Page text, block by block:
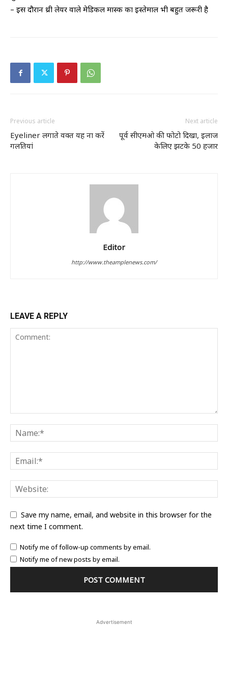
– इस दौरान थ्री लेयर वाले मेडिकल मास्क का इस्तेमाल भी बहुत जरूरी है
Previous article
Eyeliner लगाते वक्त यह ना करें
गलतियां
Next article
पूर्व सीएमओ की फोटो दिखा, इलाज
केलिए झटके 50 हजार
Editor
http://www.theamplenews.com/
LEAVE A REPLY
Save my name, email, and website in this browser for the
next time I comment.
Notify me of follow-up comments by email.
Notify me of new posts by email.
Advertisement